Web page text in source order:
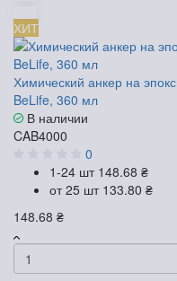
ХИТ
Химический анкер на
BeLife, 360 мл
В наличии
CAB4000
0
1-24 шт 148.68 ₴
от 25 шт 133.80 ₴
148.68 ₴